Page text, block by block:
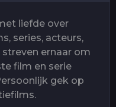
liefde over
series, acteurs,
ernaar om
film en serie
gek op